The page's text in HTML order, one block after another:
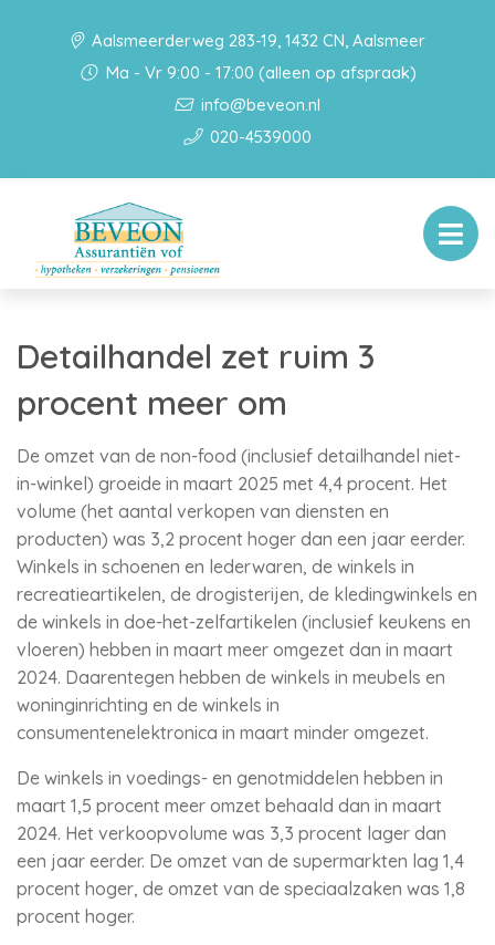
Aalsmeerderweg 283-19, 1432 CN, Aalsmeer
Ma - Vr 9:00 - 17:00 (alleen op afspraak)
info@beveon.nl
020-4539000
Detailhandel zet ruim 3
procent meer om
De omzet van de non-food (inclusief detailhandel niet-
in-winkel) groeide in maart 2025 met 4,4 procent. Het
volume (het aantal verkopen van diensten en
producten) was 3,2 procent hoger dan een jaar eerder.
Winkels in schoenen en lederwaren, de winkels in
recreatieartikelen, de drogisterijen, de kledingwinkels en
de winkels in doe-het-zelfartikelen (inclusief keukens en
vloeren) hebben in maart meer omgezet dan in maart
2024. Daarentegen hebben de winkels in meubels en
woninginrichting en de winkels in
consumentenelektronica in maart minder omgezet.
De winkels in voedings- en genotmiddelen hebben in
maart 1,5 procent meer omzet behaald dan in maart
2024. Het verkoopvolume was 3,3 procent lager dan
een jaar eerder. De omzet van de supermarkten lag 1,4
procent hoger, de omzet van de speciaalzaken was 1,8
procent hoger.